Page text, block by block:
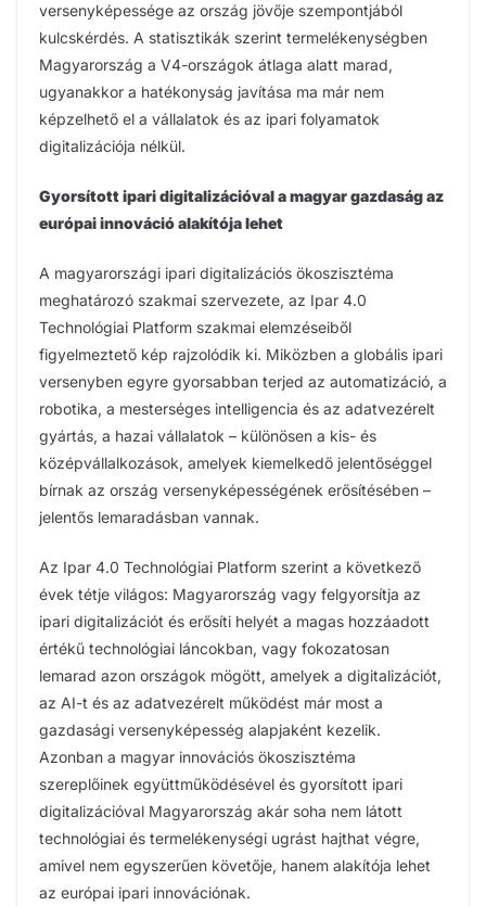
versenyképessége az ország jövője szempontjából
kulcskérdés. A statisztikák szerint termelékenységben
Magyarország a V4-országok átlaga alatt marad,
ugyanakkor a hatékonyság javítása ma már nem
képzelhető el a vállalatok és az ipari folyamatok
digitalizációja nélkül.
Gyorsított ipari digitalizációval a magyar gazdaság az
európai innováció alakítója lehet
A magyarországi ipari digitalizációs ökoszisztéma
meghatározó szakmai szervezete, az Ipar 4.0
Technológiai Platform szakmai elemzéseiből
figyelmeztető kép rajzolódik ki. Miközben a globális ipari
versenyben egyre gyorsabban terjed az automatizáció, a
robotika, a mesterséges intelligencia és az adatvezérelt
gyártás, a hazai vállalatok – különösen a kis- és
középvállalkozások, amelyek kiemelkedő jelentőséggel
bírnak az ország versenyképességének erősítésében –
jelentős lemaradásban vannak.
Az Ipar 4.0 Technológiai Platform szerint a következő
évek tétje világos: Magyarország vagy felgyorsítja az
ipari digitalizációt és erősíti helyét a magas hozzáadott
értékű technológiai láncokban, vagy fokozatosan
lemarad azon országok mögött, amelyek a digitalizációt,
az AI-t és az adatvezérelt működést már most a
gazdasági versenyképesség alapjaként kezelik.
Azonban a magyar innovációs ökoszisztéma
szereplőinek együttműködésével és gyorsított ipari
digitalizációval Magyarország akár soha nem látott
technológiai és termelékenységi ugrást hajthat végre,
amivel nem egyszerűen követője, hanem alakítója lehet
az európai ipari innovációnak.